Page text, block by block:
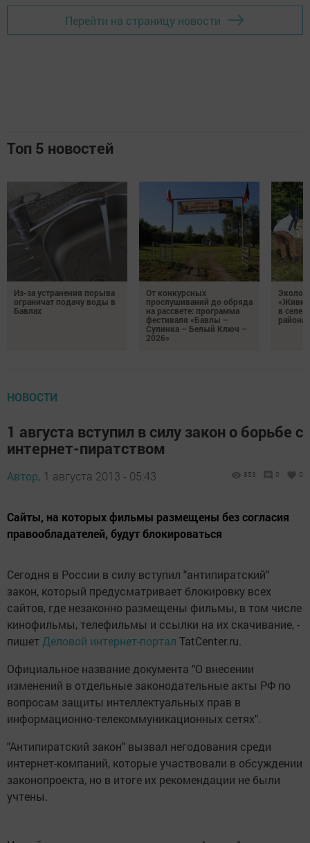
Перейти на страницу новости
Топ 5 новостей
Из-за устранения порыва
ограничат подачу воды в
Бавлах
От конкурсных
прослушиваний до обряда
на рассвете: программа
фестиваля «Бавлы –
Сулинка – Белый Ключ –
2026»
«Живи,
в селе
района
НОВОСТИ
1 августа вступил в силу закон о борьбе с
интернет-пиратством
Автор, 1 августа 2013 - 05:43 853 0 0
Сайты, на которых фильмы размещены без согласия
правообладателей, будут блокироваться
Сегодня в России в силу вступил "антипиратский"
закон, который предусматривает блокировку всех
сайтов, где незаконно размещены фильмы, в том числе
кинофильмы, телефильмы и ссылки на их скачивание, -
пишет Деловой интернет-портал TatCenter.ru.
Официальное название документа "О внесении
изменений в отдельные законодательные акты РФ по
вопросам защиты интеллектуальных прав в
информационно-телекоммуникационных сетях".
"Антипиратский закон" вызвал негодования среди
интернет-компаний, которые участвовали в обсуждении
законопроекта, но в итоге их рекомендации не были
учтены.